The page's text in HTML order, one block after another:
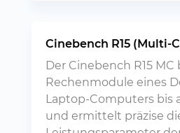
Cinebench R15 (Multi-
Der Cinebench R15
Rechenmodule eines
Laptop-Computers bis
und ermittelt präzise